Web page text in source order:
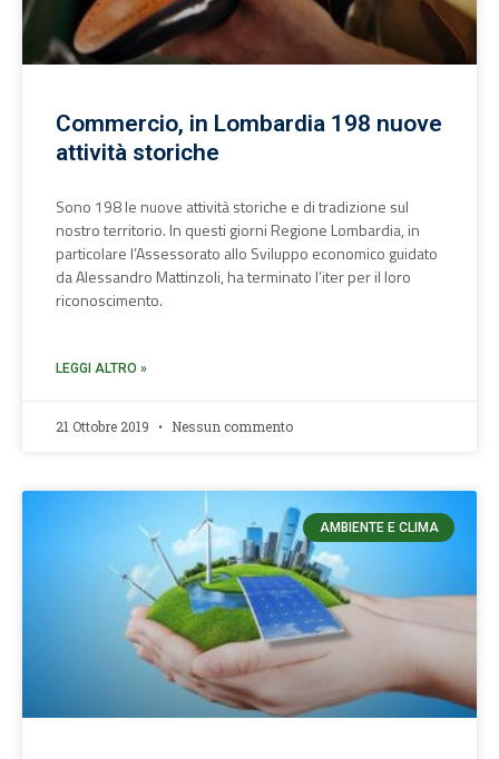
Commercio, in Lombardia 198 nuove
attività storiche
Sono 198 le nuove attività storiche e di tradizione sul
nostro territorio. In questi giorni Regione Lombardia, in
particolare l’Assessorato allo Sviluppo economico guidato
da Alessandro Mattinzoli, ha terminato l’iter per il loro
riconoscimento.
LEGGI ALTRO »
21 Ottobre 2019 Nessun commento
AMBIENTE E CLIMA